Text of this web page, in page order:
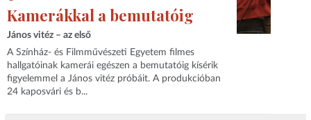
Kamerákkal a bemutatóig
János vitéz – az első
A Színház- és Filmművészeti Egyetem filmes
hallgatóinak kamerái egészen a bemutatóig kísérik
figyelemmel a János vitéz próbáit. A produkcióban
24 kaposvári és b...